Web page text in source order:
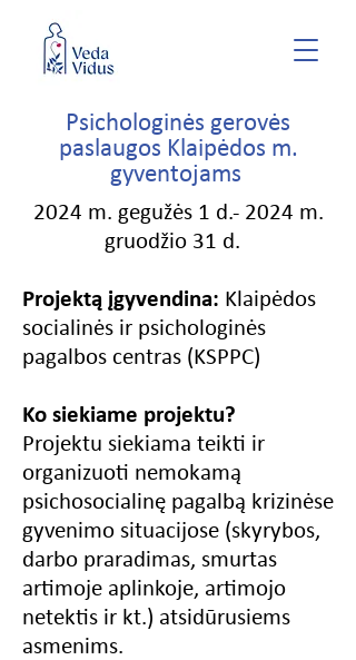
Psichologinės gerovės
paslaugos Klaipėdos m.
gyventojams
2024 m. gegužės 1 d.- 2024 m.
gruodžio 31 d.
Projektą įgyvendina: Klaipėdos
socialinės ir psichologinės
pagalbos centras (KSPPC)
Ko siekiame projektu?
Projektu siekiama teikti ir
organizuoti nemokamą
psichosocialinę pagalbą krizinėse
gyvenimo situacijose (skyrybos,
darbo praradimas, smurtas
artimoje aplinkoje, artimojo
netektis ir kt.) atsidūrusiems
asmenims.